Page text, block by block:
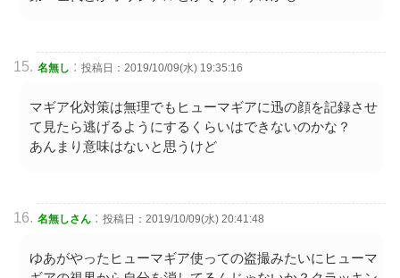
名無し : 投稿日：2019/10/09(水) 19:35:16
マギア化対策は無理でもヒューマギアに迅の顔を記録させ
て見たら逃げるようにするくらいはできないのかな？
あんまり意味はないと思うけど
名無しさん : 投稿日：2019/10/09(水) 20:41:48
ゆあがやったヒューマギア使っての盗撮みたいにヒューマ